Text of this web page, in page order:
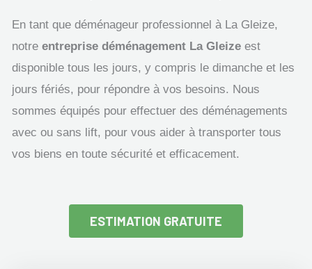
En tant que déménageur professionnel à La Gleize,
notre entreprise déménagement La Gleize est
disponible tous les jours, y compris le dimanche et les
jours fériés, pour répondre à vos besoins. Nous
sommes équipés pour effectuer des déménagements
avec ou sans lift, pour vous aider à transporter tous
vos biens en toute sécurité et efficacement.
ESTIMATION GRATUITE